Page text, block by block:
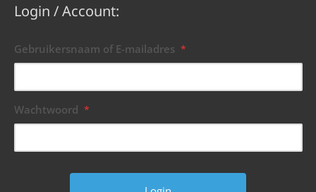
Login / Account:
Gebruikersnaam of E-mailadres *
Wachtwoord *